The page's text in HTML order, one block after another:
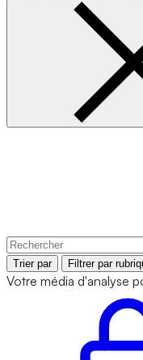
Trier par Filtrer par
Votre média d'analyse